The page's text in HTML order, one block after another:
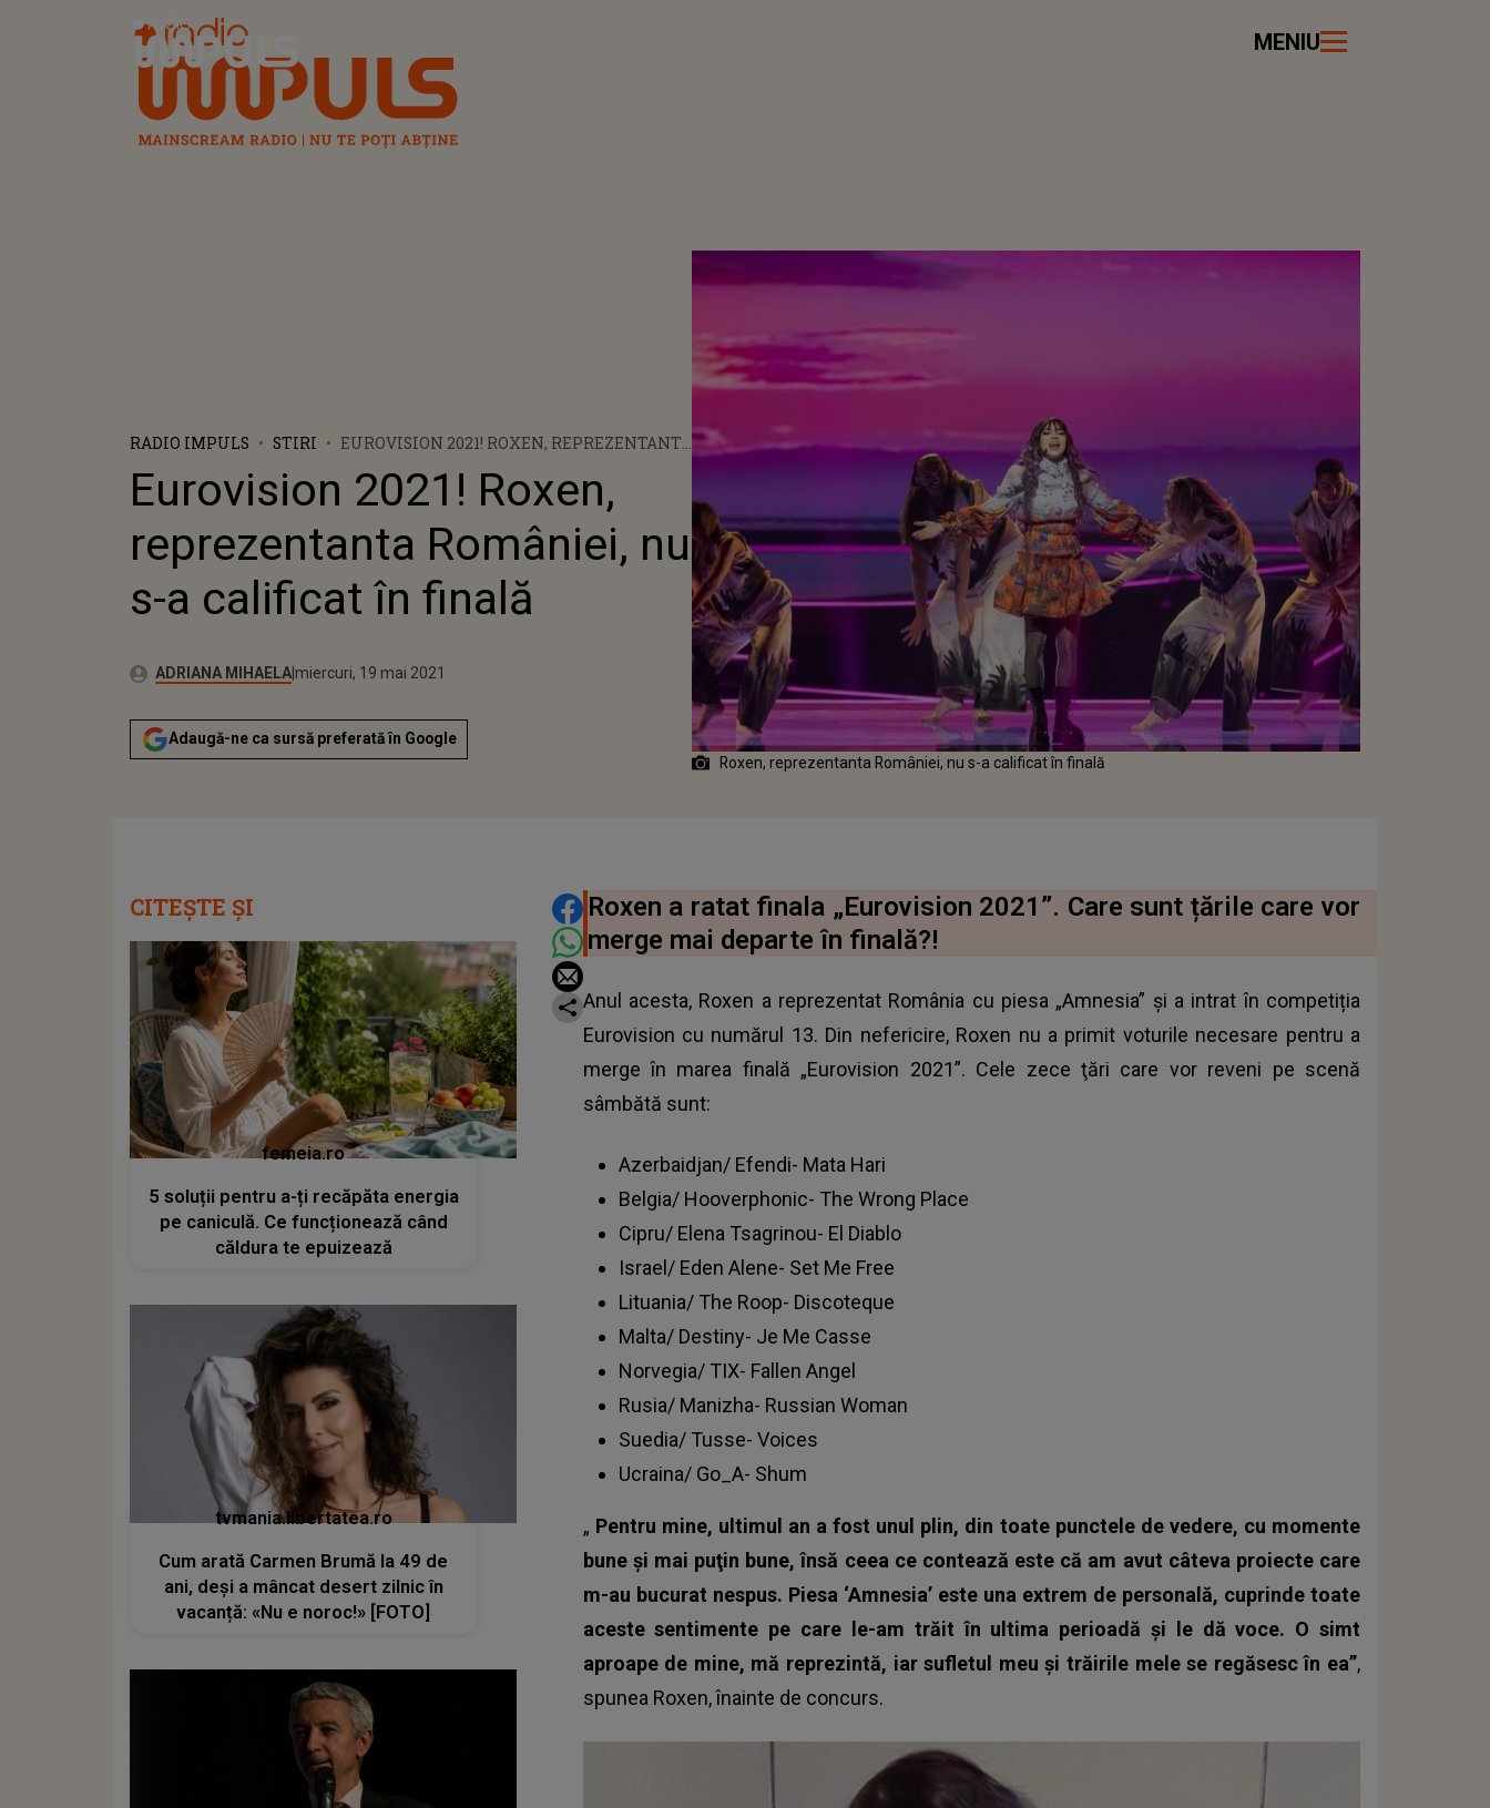
Radio Impuls MENIU
RADIO IMPULS STIRI
EUROVISION 2021! ROXEN, REPREZENTANTA
Eurovision 2021! Roxen,
reprezentanta României, nu
s-a calificat în finală
Autor:ADRIANA MIHAELAPublicat:
miercuri, 19 mai 2021
Actualizat:
miercuri, 19 mai 2021
Adaugă-ne ca sursă preferată în Google
Roxen, reprezentanta României, nu s-a calificat în finală
DISTRIBUIE ARTICOLUL
Roxen a ratat finala „Eurovision 2021”. Care sunt țările care vor
merge mai departe în finală?!
Anul acesta, Roxen a reprezentat România cu piesa „Amnesia” și a intrat în competiția
Eurovision cu numărul 13. Din nefericire, Roxen nu a primit voturile necesare pentru a
merge în marea finală „Eurovision 2021”. Cele zece ţări care vor reveni pe scenă
sâmbătă sunt:
Azerbaidjan/ Efendi- Mata Hari
Belgia/ Hooverphonic- The Wrong Place
Cipru/ Elena Tsagrinou- El Diablo
Israel/ Eden Alene- Set Me Free
Lituania/ The Roop- Discoteque
Malta/ Destiny- Je Me Casse
Norvegia/ TIX- Fallen Angel
Rusia/ Manizha- Russian Woman
Suedia/ Tusse- Voices
Ucraina/ Go_A- Shum
„ Pentru mine, ultimul an a fost unul plin, din toate punctele de vedere, cu momente
bune şi mai puţin bune, însă ceea ce contează este că am avut câteva proiecte care
m-au bucurat nespus. Piesa ‘Amnesia’ este una extrem de personală, cuprinde toate
aceste sentimente pe care le-am trăit în ultima perioadă şi le dă voce. O simt
aproape de mine, mă reprezintă, iar sufletul meu şi trăirile mele se regăsesc în ea”,
spunea Roxen, înainte de concurs.
CITEȘTE ȘI
femeia.ro
5 soluții pentru a-ți recăpăta energia
pe caniculă. Ce funcționează când
căldura te epuizează
tvmania.libertatea.ro
Cum arată Carmen Brumă la 49 de
ani, deși a mâncat desert zilnic în
vacanță: «Nu e noroc!» [FOTO]